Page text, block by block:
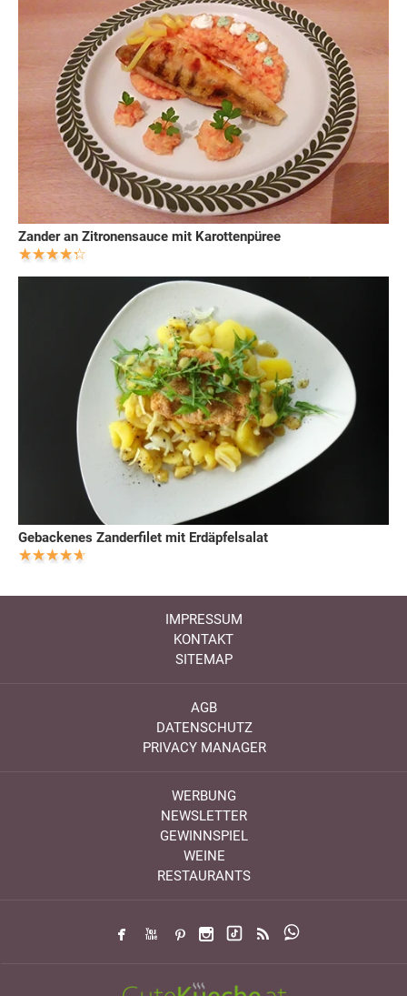
Zander an Zitronensauce mit Karottenpüree
Gebackenes Zanderfilet mit Erdäpfelsalat
IMPRESSUM
KONTAKT
SITEMAP
AGB
DATENSCHUTZ
PRIVACY MANAGER
WERBUNG
NEWSLETTER
GEWINNSPIEL
WEINE
RESTAURANTS